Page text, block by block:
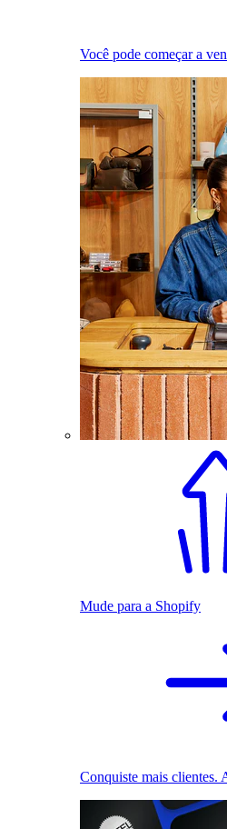
Você pode começar a
Mude para a Shopify
Conquiste mais clientes.